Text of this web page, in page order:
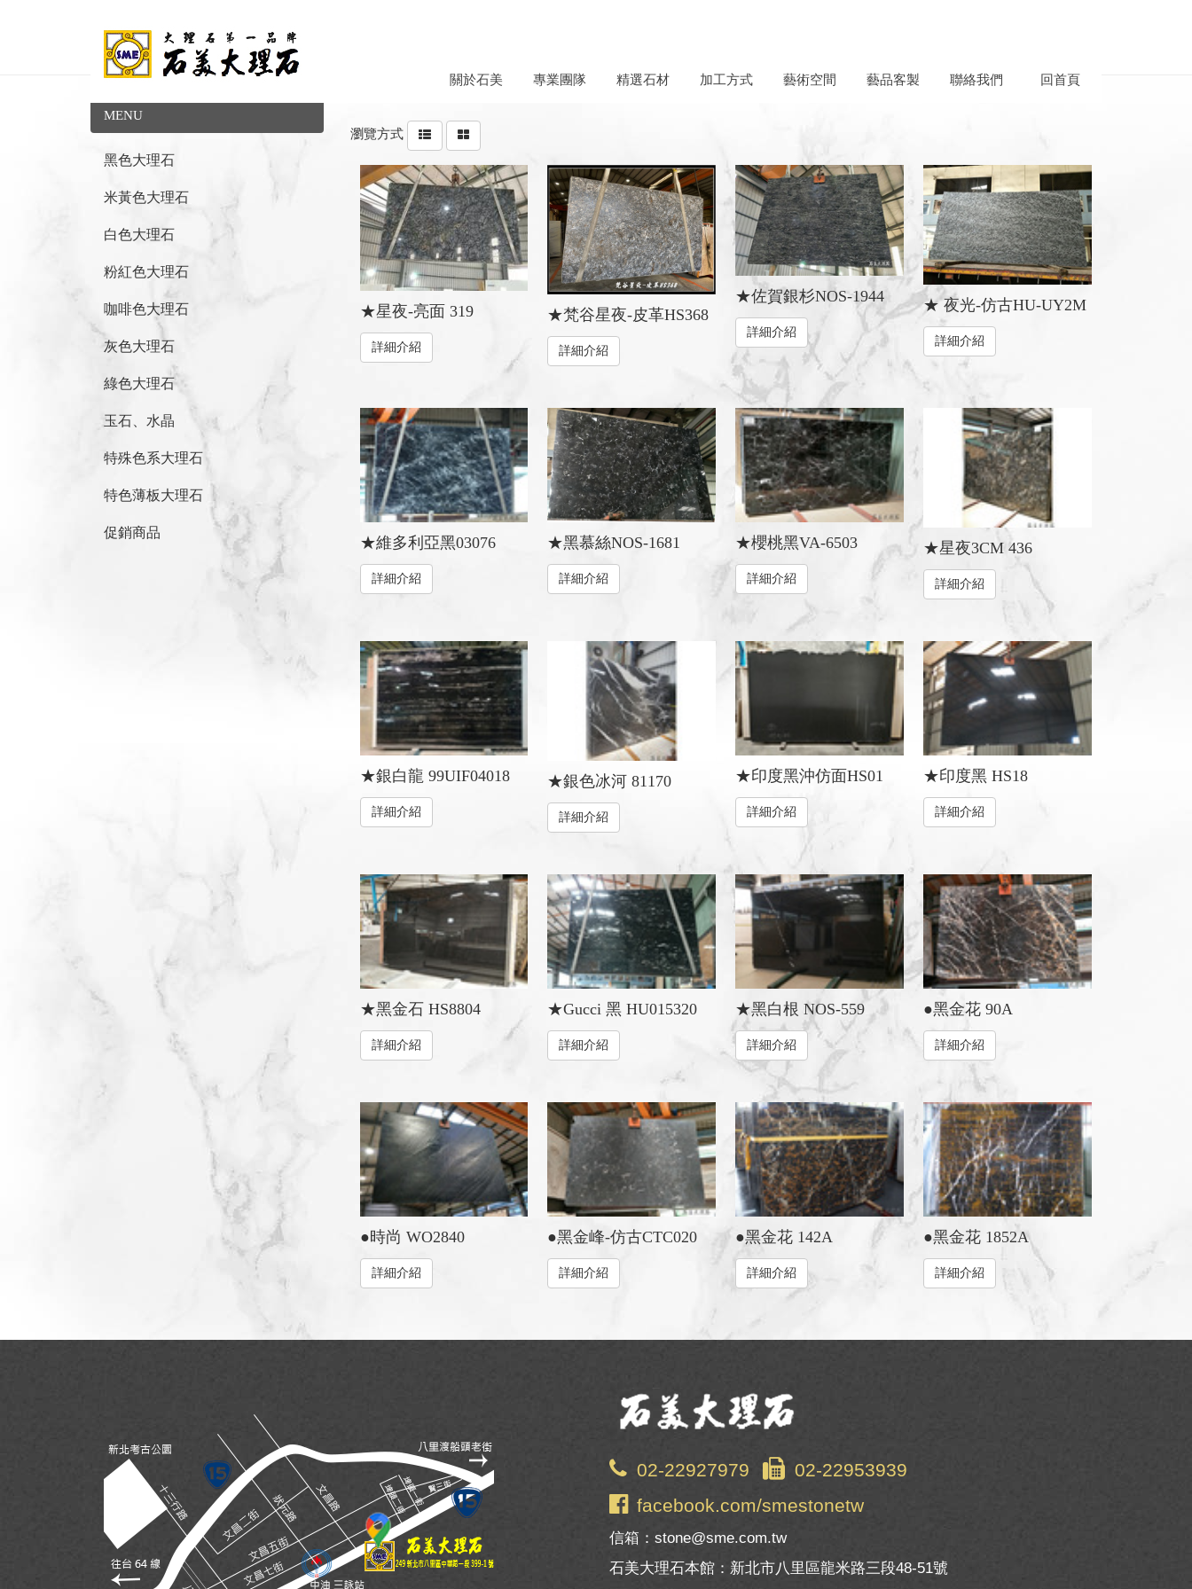
關於石美 專業團隊 精選石材 加工方式 藝術空間 藝品客製 聯絡我們 回首頁
MENU
黑色大理石
米黃色大理石
白色大理石
粉紅色大理石
咖啡色大理石
灰色大理石
綠色大理石
玉石、水晶
特殊色系大理石
特色薄板大理石
促銷商品
瀏覽方式
★星夜-亮面 319
詳細介紹
★梵谷星夜-皮革HS368
詳細介紹
★佐賀銀杉NOS-1944
詳細介紹
★ 夜光-仿古HU-UY2M
詳細介紹
★維多利亞黑03076
詳細介紹
★黑慕絲NOS-1681
詳細介紹
★櫻桃黑VA-6503
詳細介紹
★星夜3CM 436
詳細介紹
★銀白龍 99UIF04018
詳細介紹
★銀色冰河 81170
詳細介紹
★印度黑沖仿面HS01
詳細介紹
★印度黑 HS18
詳細介紹
★黑金石 HS8804
詳細介紹
★Gucci 黑 HU015320
詳細介紹
★黑白根 NOS-559
詳細介紹
●黑金花 90A
詳細介紹
●時尚 WO2840
詳細介紹
●黑金峰-仿古CTC020
詳細介紹
●黑金花 142A
詳細介紹
●黑金花 1852A
詳細介紹
02-22927979
02-22953939
facebook.com/smestonetw
信箱：stone@sme.com.tw
石美大理石本館：新北市八里區龍米路三段48-51號